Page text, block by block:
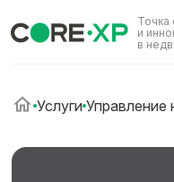
Точка
и
в
Услуги Управление